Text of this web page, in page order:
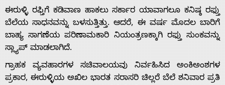
Advertise
With
s
ಈರುಳ್ಳಿ ರಫ್ತಿಗೆ ಕಡಿವಾಣ ಹಾಕಲು ಸರ್ಕಾರ ಯಾವಾಗಲೂ ಕನಿಷ್ಠ ರಫ್ತು
ಬೆಲೆಯ ಸಾಧನವನ್ನು ಬಳಸುತ್ತಿತ್ತು. ಆದರೆ, ಈ ವರ್ಷ ಮೊದಲ ಬಾರಿಗೆ
ಬಾಹ್ಯ ಸಾಗಣೆಯ ಪರಿಣಾಮಕಾರಿ ನಿಯಂತ್ರಣಕ್ಕಾಗಿ ರಫ್ತು ಸುಂಕವನ್ನು
ಸ್ಲ್ಯಾಪ್ ಮಾಡಲಾಗಿದೆ.
ಗ್ರಾಹಕ ವ್ಯವಹಾರಗಳ ಸಚಿವಾಲಯವು ನಿರ್ವಹಿಸಿದ ಅಂಕಿಅಂಶಗಳ
ಪ್ರಕಾರ, ಈರುಳ್ಳಿಯ ಅಖಿಲ ಭಾರತ ಸರಾಸರಿ ಚಿಲ್ಲರೆ ಬೆಲೆ ಶನಿವಾರ ಪ್ರತಿ